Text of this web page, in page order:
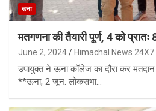
उना
मतगणना की तैयारी पूर्ण, 4 को
June 2, 2024 Himachal News 24X7
उपायुक्त ने ऊना कॉलेज का दौरा कर मतदान
**ऊना, 2 जून. लोकसभा…